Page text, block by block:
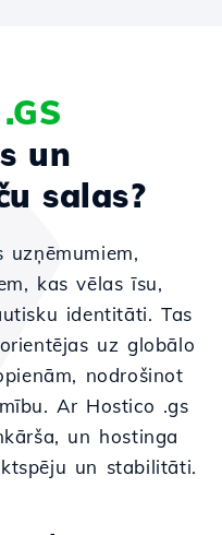
.GS
un
salas?
kas vēlas īsu,
identitāti. Tas
uz globālo
nodrošinot
Ar Hostico .gs
un hostinga
un stabilitāti.